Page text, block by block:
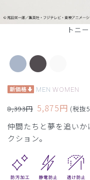
トニ
MEN WOMEN
8,393円 5,875円 (税抜
仲間たちと夢を追い
クション。